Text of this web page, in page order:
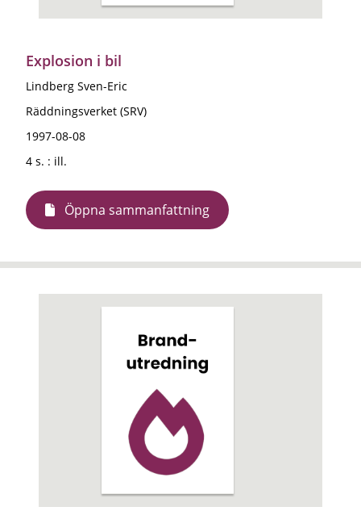
Explosion i bil
Lindberg Sven-Eric
Räddningsverket (SRV)
1997-08-08
4 s. : ill.
Öppna sammanfattning